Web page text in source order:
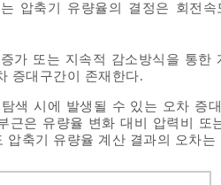
압축기 유량율의 결정은 회전
가 또는 지속적 감소방식을 통
증대구간이 존재한다.
색 시에 발생될 수 있는 오차 증
근은 유량율 변화 대비 압력비
압축기 유량율 계산 결과의 오차는